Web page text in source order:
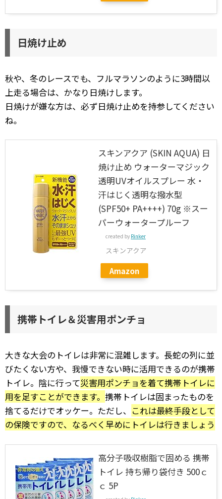
日焼け止め
秋や、冬のレースでも、フルマラソンのように3時間以
上走る場合は、かなり日焼けします。
日焼けが嫌な方は、必ず日焼け止めを持参してください
ね。
スキンアクア (SKIN AQUA) 日
焼け止め ウォーターマジック
透明UVオイルスプレー 水・
汗はじく透明な撥水型
(SPF50+ PA++++) 70g ※スー
パーウォータープルーフ
created by Rinker
スキンアクア
Amazon
携帯トイレ＆災害用ポンチョ
大きな大会のトイレは非常に混雑します。長蛇の列に並
びたくない方や、我慢できない時に活用できるのが携帯
トイレ。陰に行って災害用ポンチョを着て携帯トイレに
用を足すことができます。 携帯トイレは固まったものを
捨てるだけでオッケー。ただし、 これは最終手段として
の保険ですので、なるべく早めにトイレは行きましょう
高分子吸収樹脂で固める 携帯
トイレ 持ち帰り袋付き 500ｃ
ｃ 5P